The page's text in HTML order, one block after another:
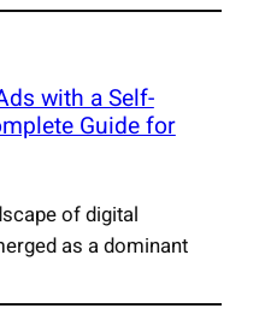
with a Self-
Guide for
of digital
as a dominant